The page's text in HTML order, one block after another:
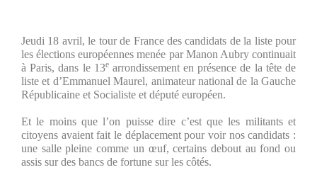
Jeudi 18 avril, le tour de France des candidats de la liste pour
les élections européennes menée par Manon Aubry continuait
à Paris, dans le 13earrondissement en présence de la tête de
liste et d’Emmanuel Maurel, animateur national de la Gauche
Républicaine et Socialiste et député européen.
Et le moins que l’on puisse dire c’est que les militants et
citoyens avaient fait le déplacement pour voir nos candidats :
une salle pleine comme un œuf, certains debout au fond ou
assis sur des bancs de fortune sur les côtés.